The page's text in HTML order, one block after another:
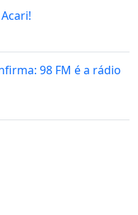
98 FM é a rádio